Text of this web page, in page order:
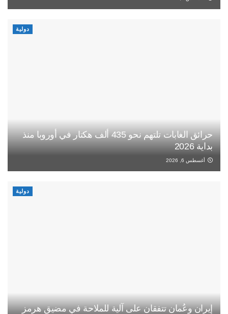
دولية
حرائق الغابات تلتهم نحو 435 ألف هكتار في أوروبا منذ
بداية 2026
أغسطس 6, 2026
دولية
إيران وعُمان تتفقان على آلية للملاحة في مضيق هرمز